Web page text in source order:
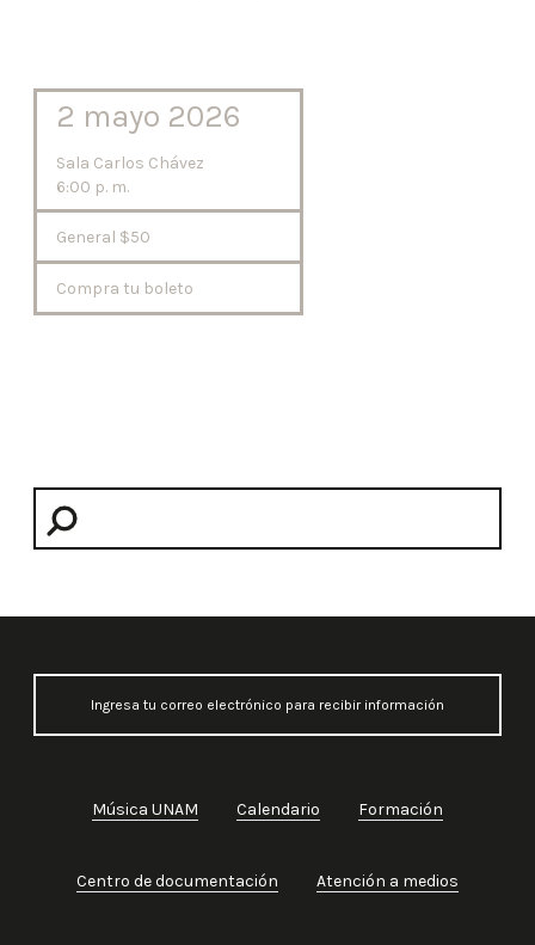
2 mayo 2026
Sala Carlos Chávez
6:00 p. m.
General $50
Compra tu boleto
Música UNAM Calendario Formación
Centro de documentación Atención a medios